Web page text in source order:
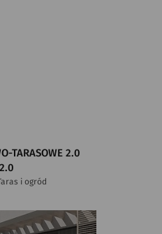
TARASOWE 2.0
i ogród